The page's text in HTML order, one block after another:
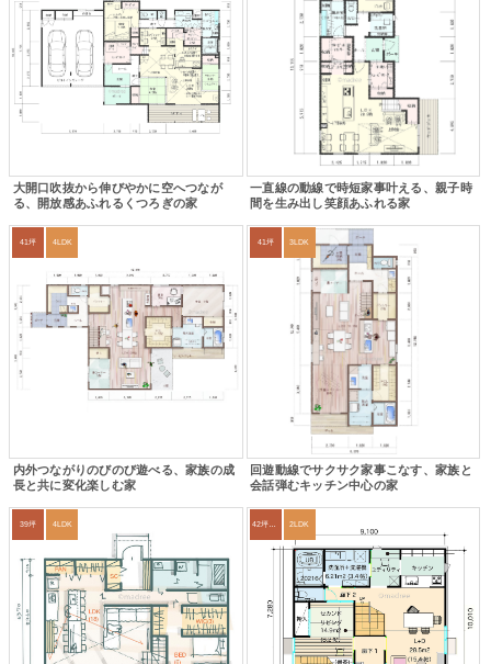
大開口吹抜から伸びやかに空へつなが
る、開放感あふれるくつろぎの家
一直線の動線で時短家事叶える、親子時
間を生み出し笑顔あふれる家
41坪 4LDK
内外つながりのびのび遊べる、家族の成
長と共に変化楽しむ家
41坪 3LDK
回遊動線でサクサク家事こなす、家族と
会話弾むキッチン中心の家
39坪 4LDK 42坪～45坪 2LDK